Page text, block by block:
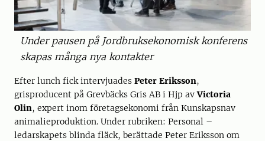
Under pausen på Jordbruksekonomisk konferens
skapas många nya kontakter
Efter lunch fick intervjuades Peter Eriksson,
grisproducent på Grevbäcks Gris AB i Hjp avVictoria
Olin, expert inom företagsekonomi från Kunskapsnav
animalieproduktion. Under rubriken: Personal –
ledarskapets blinda fläck, berättade Peter Eriksson om